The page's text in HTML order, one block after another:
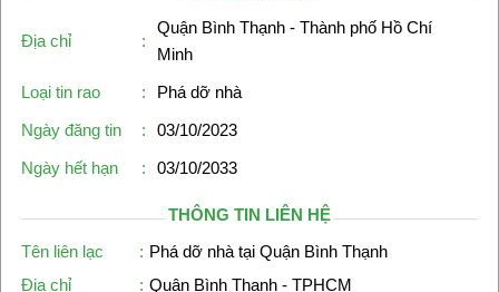
Địa chỉ :
Quận Bình Thạnh - Thành phố Hồ Chí
Minh
Loại tin rao
:
Phá dỡ nhà
Ngày đăng tin
:
03/10/2023
Ngày hết hạn
: 03/10/2033
THÔNG TIN LIÊN HỆ
Tên liên lạc
: Phá dỡ nhà tại Quận Bình Thạnh
Địa chỉ
: Quận Bình Thạnh - TPHCM